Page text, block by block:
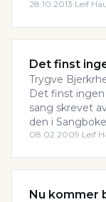
28.10.2013·Leif
Det finst
Trygve
Det finst
sang skrevet
den i
08.02.2009·Leif
Nu kommer